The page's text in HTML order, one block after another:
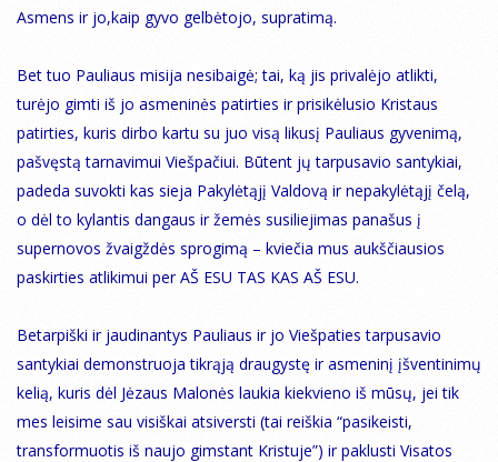
Asmens ir jo,kaip gyvo gelbėtojo, supratimą.
Bet tuo Pauliaus misija nesibaigė; tai, ką jis privalėjo atlikti,
turėjo gimti iš jo asmeninės patirties ir prisikėlusio Kristaus
patirties, kuris dirbo kartu su juo visą likusį Pauliaus gyvenimą,
pašvęstą tarnavimui Viešpačiui. Būtent jų tarpusavio santykiai,
padeda suvokti kas sieja Pakylėtąjį Valdovą ir nepakylėtąjį čelą,
o dėl to kylantis dangaus ir žemės susiliejimas panašus į
supernovos žvaigždės sprogimą – kviečia mus aukščiausios
paskirties atlikimui per AŠ ESU TAS KAS AŠ ESU.
Betarpiški ir jaudinantys Pauliaus ir jo Viešpaties tarpusavio
santykiai demonstruoja tikrąją draugystę ir asmeninį įšventinimų
kelią, kuris dėl Jėzaus Malonės laukia kiekvieno iš mūsų, jei tik
mes leisime sau visiškai atsiversti (tai reiškia “pasikeisti,
transformuotis iš naujo gimstant Kristuje”) ir paklusti Visatos